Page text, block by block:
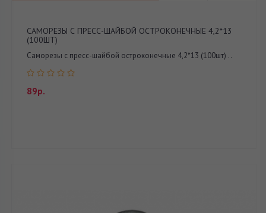
САМОРЕЗЫ С ПРЕСС-ШАЙБОЙ ОСТРОКОНЕЧНЫЕ 4,2*13
(100ШТ)
Саморезы с пресс-шайбой остроконечные 4,2*13 (100шт) ..
89р.